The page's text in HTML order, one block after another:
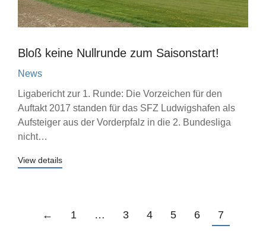
Bloß keine Nullrunde zum Saisonstart!
News
Ligabericht zur 1. Runde: Die Vorzeichen für den
Auftakt 2017 standen für das SFZ Ludwigshafen als
Aufsteiger aus der Vorderpfalz in die 2. Bundesliga
nicht…
View details
← 1 … 3 4 5 6 7